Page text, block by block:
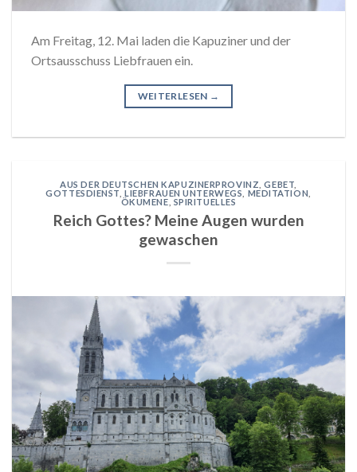
Am Freitag, 12. Mai laden die Kapuziner und der
Ortsausschuss Liebfrauen ein.
WEITERLESEN →
AUS DER DEUTSCHEN KAPUZINERPROVINZ ,GEBET
GOTTESDIENST ,LIEBFRAUEN UNTERWEGS MEDITATION
ÖKUMENE SPIRITUELLES
Reich Gottes? Meine Augen wurden
gewaschen